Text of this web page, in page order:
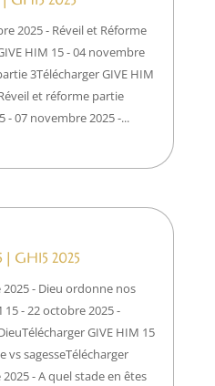
2025 - Réveil et Réforme
HIM 15 - 04 novembre
3Télécharger GIVE HIM
et réforme partie
- 07 novembre 2025 -...
| GH15 2025
- Dieu ordonne nos
15 - 22 octobre 2025 -
GIVE HIM 15
vs sagesseTélécharger
- A quel stade en êtes